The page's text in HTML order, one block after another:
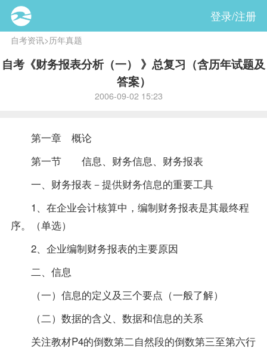
登录/注册
自考资讯>历年真题
自考《财务报表分析（一） 》总复习（含历年试题及
答案）
2006-09-02 15:23
第一章 概论
第一节 信息、财务信息、财务报表
一、财务报表－提供财务信息的重要工具
1、在企业会计核算中，编制财务报表是其最终程
序。（单选）
2、企业编制财务报表的主要原因
二、信息
（一）信息的定义及三个要点（一般了解）
（二）数据的含义、数据和信息的关系
关注教材P4的倒数第二自然段的倒数第三至第六行